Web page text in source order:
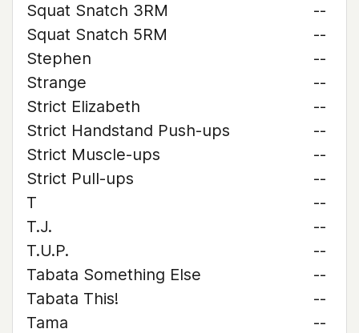
Squat Snatch 3RM
--
Squat Snatch 5RM
--
Stephen
--
Strange
--
Strict Elizabeth
--
Strict Handstand Push-ups
--
Strict Muscle-ups
--
Strict Pull-ups
--
T
--
T.J.
--
T.U.P.
--
Tabata Something Else
--
Tabata This!
--
Tama
--